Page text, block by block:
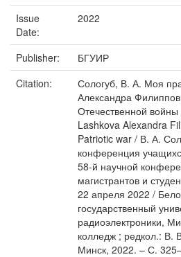
Issue
Date:
2022
Publisher:
БГУИР
Citation:
Сологуб, В. А. Моя
Александра
Отечественной
Lashkova Alexandra
Patriotic war / В. А.
конференция
58-й научной
магистрантов и
22 апреля 2022 /
государственный
радиоэлектроники,
колледж ; редкол.: В.
Минск, 2022. – С.